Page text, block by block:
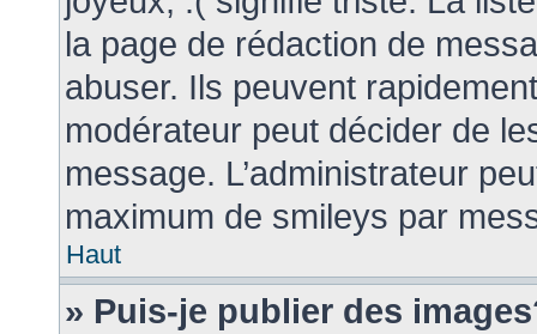
la page de rédaction de
abuser. Ils peuvent
modérateur peut décider de
message. L’administrateur
maximum de smileys par
Haut
» Puis-je publier des